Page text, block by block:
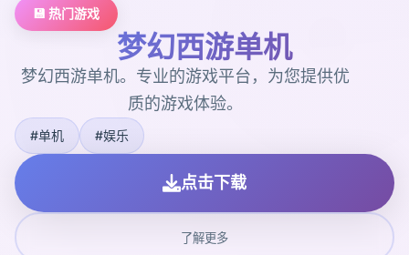
💾 热门游戏
梦幻西游单机
梦幻西游单机。专业的游戏平台，为您提供优
质的游戏体验。
#单机 #娱乐
点击下载
了解更多